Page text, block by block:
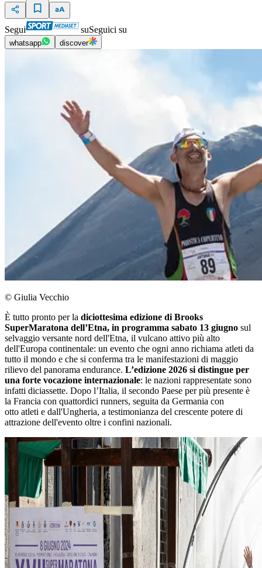
Segui suSeguici su
whatsapp discover
© Giulia Vecchio
È tutto pronto per la diciottesima edizione di Brooks
SuperMaratona dell’Etna, in programma sabato 13 giugno sul
selvaggio versante nord dell'Etna, il vulcano attivo più alto
dell'Europa continentale: un evento che ogni anno richiama atleti da
tutto il mondo e che si conferma tra le manifestazioni di maggio
rilievo del panorama endurance. L’edizione 2026 si distingue per
una forte vocazione internazionale: le nazioni rappresentate sono
infatti diciassette. Dopo l’Italia, il secondo Paese per più presente è
la Francia con quattordici runners, seguita da Germania con
otto atleti e dall'Ungheria, a testimonianza del crescente potere di
attrazione dell'evento oltre i confini nazionali.